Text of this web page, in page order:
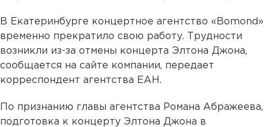
В Екатеринбурге концертное агентство «Bomond»
временно прекратило свою работу. Трудности
возникли из-за отмены концерта Элтона Джона,
сообщается на сайте компании, передает
корреспондент агентства ЕАН.
По признанию главы агентства Романа Абражеева,
подготовка к концерту Элтона Джона в